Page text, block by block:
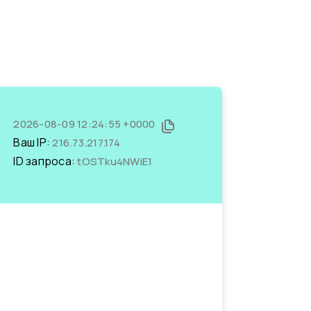
2026-08-09 12:24:55 +0000
Ваш IP:216.73.217.174
ID запроса:tOSTku4NWiE1